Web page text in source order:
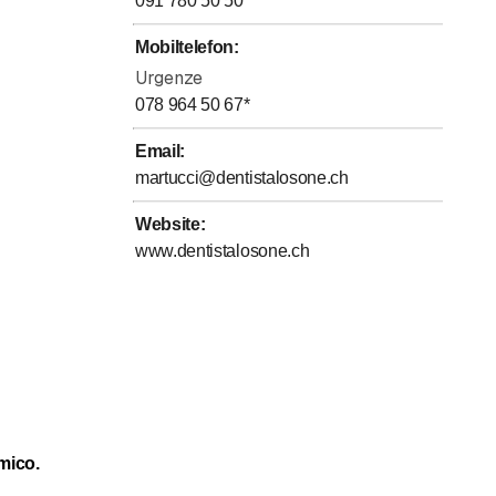
Kamera im Aufnahmemodus ermöglicht klare und
Mobiltelefon:
Urgenze
078 964 50 67*
Email :
martucci@dentistalosone.ch
Website:
www.dentistalosone.ch